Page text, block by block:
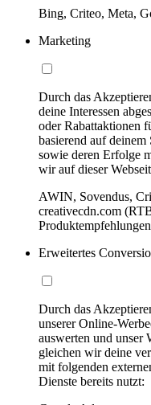
Bing, Criteo, Meta,
Marketing
Durch das
deine Interessen
oder Rabattaktionen
basierend auf
sowie deren Erfolge
wir auf dieser
AWIN, Sovendus,
creativecdn.com
Erweitertes
Durch das
unserer Online-
auswerten und unser
gleichen wir deine
mit folgenden
Dienste bereits nutzt: